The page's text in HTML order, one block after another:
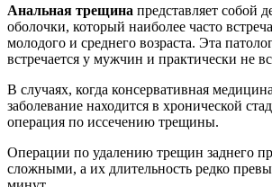
Анальная трещина представляет собой
оболочки, который наиболее часто
молодого и среднего возраста. Эта
встречается у мужчин и практически не
В случаях, когда консервативная
заболевание находится в хронической
операция по иссечению трещины.
Операции по удалению трещин заднего
сложными, а их длительность редко